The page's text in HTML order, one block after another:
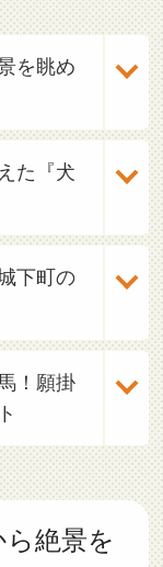
を眺め
た『犬
下町の
！願掛
絶景を